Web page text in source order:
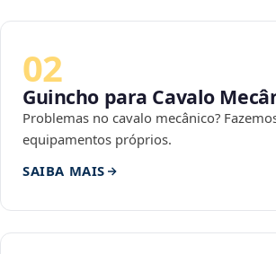
02
Guincho para Cavalo
Problemas no cavalo mecânico?
equipamentos próprios.
SAIBA MAIS